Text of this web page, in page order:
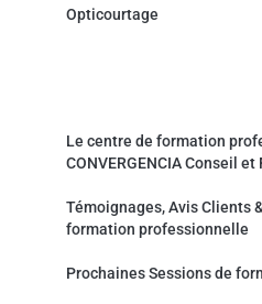
Opticourtage
Le centre de formation
CONVERGENCIA Conseil
Témoignages, Avis Clients
formation professionnelle
Prochaines Sessions de